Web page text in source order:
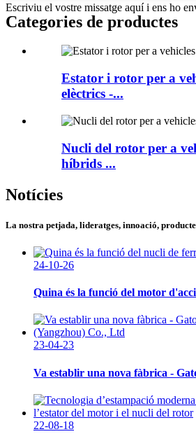
Escriviu el vostre missatge aquí i ens ho
Categories de productes
Estator i rotor per a
elèctrics -...
Nucli del rotor per a
híbrids ...
Notícies
La nostra petjada, lideratges, innoació,
24-10-26
Quina és la funció del motor
23-04-23
Va establir una nova fàbrica -
22-08-18